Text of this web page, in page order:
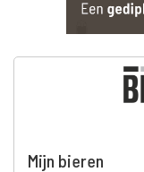
Mijn bieren